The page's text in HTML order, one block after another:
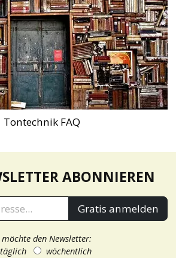
Tontechnik FAQ
ABONNIEREN
Gratis anmelden
den Newsletter:
täglich
wöchentlich